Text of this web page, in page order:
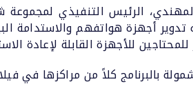
الرئيس التنفيذي لمجموعة
أجهزة هواتفهم والاستدامة
للمحتاجين للأجهزة القابلة لإعادة
بالبرنامج كلاً من مراكزها